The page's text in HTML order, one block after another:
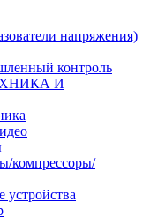
напряжения)
контроль
И
компрессоры/
устройства